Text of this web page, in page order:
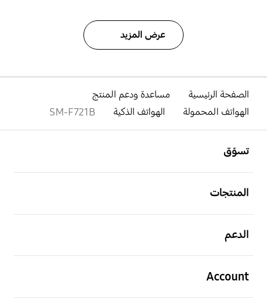
عرض المزيد
الصفحة الرئيسية
مساعدة ودعم المنتج
الهواتف المحمولة
الهواتف الذكية SM-F721B
تسوّق
المنتجات
الدعم
Account